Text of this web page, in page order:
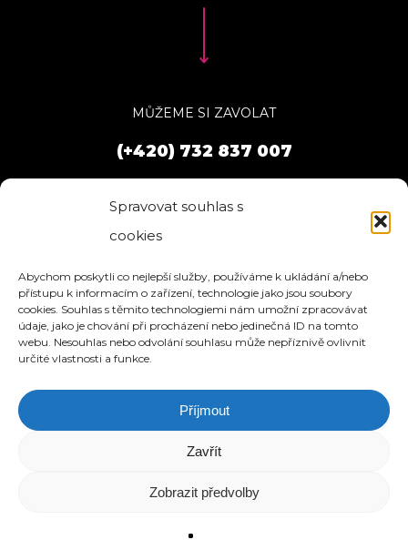
Spravovat souhlas s
cookies
Abychom poskytli co nejlepší služby, používáme k ukládání a/nebo
přístupu k informacím o zařízení, technologie jako jsou soubory
cookies. Souhlas s těmito technologiemi nám umožní zpracovávat
údaje, jako je chování při procházení nebo jedinečná ID na tomto
webu. Nesouhlas nebo odvolání souhlasu může nepříznivě ovlivnit
určité vlastnosti a funkce.
Příjmout
Zavřít
Zobrazit předvolby
MŮŽEME SI ZAVOLAT
(+420) 732 837 007
O NÁS
BLOG NÁVODY
© 2026 eStation.cz | Tvorba www stránek.